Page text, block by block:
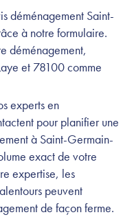
déménagement Saint-
à notre formulaire.
déménagement,
et 78100 comme
experts en
pour planifier une
à Saint-Germain-
exact de votre
expertise, les
peuvent
de façon ferme.